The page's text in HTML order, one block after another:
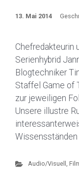
13. Mai 2014
Chefredakteurin
Serienhybrid
Blogtechniker
Staffel Game of
zur jeweiligen
Unsere illustre
Wissensständen
Audio/Visuell ,